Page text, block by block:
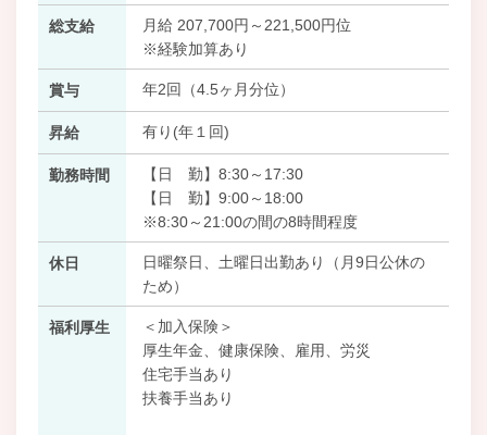
総支給
月給 207,700円～221,500円位
※経験加算あり
賞与 年2回（4.5ヶ月分位）
昇給 有り(年１回)
勤務時間
【日 勤】8:30～17:30
【日 勤】9:00～18:00
※8:30～21:00の間の8時間程度
休日
日曜祭日、土曜日出勤あり（月9日公休の
ため）
福利厚生
＜加入保険＞
厚生年金、健康保険、雇用、労災
住宅手当あり
扶養手当あり